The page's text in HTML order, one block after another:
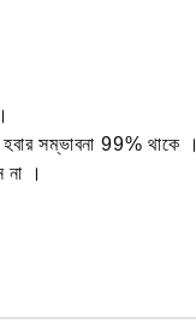
সম্ভাবনা 99% থাকে ।
না ‌।